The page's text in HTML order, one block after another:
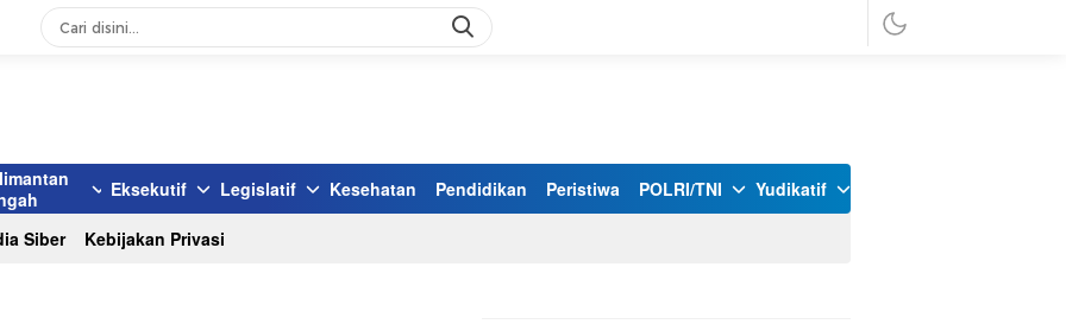
Eksekutif Legislatif Kesehatan Pendidikan Peristiwa POLRI/TNI Yudikatif
Siber Kebijakan Privasi